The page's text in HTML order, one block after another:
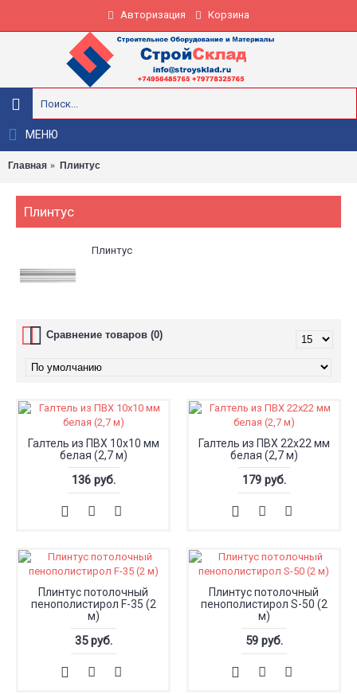
Авторизация Корзина
МЕНЮ
Главная Плинтус
Плинтус
Плинтус
Сравнение товаров (0)
Галтель из ПВХ 10x10 мм
белая (2,7 м)
136 руб.
Галтель из ПВХ 22x22 мм
белая (2,7 м)
179 руб.
Плинтус потолочный
пенополистирол F-35 (2
м)
35 руб.
Плинтус потолочный
пенополистирол S-50 (2
м)
59 руб.